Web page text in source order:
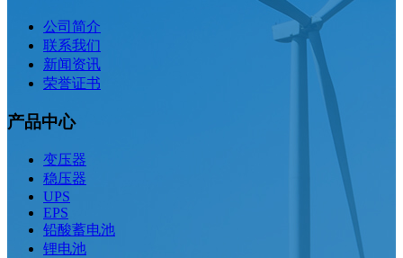
公司简介
联系我们
新闻资讯
荣誉证书
产品中心
变压器
稳压器
UPS
EPS
铅酸蓄电池
锂电池